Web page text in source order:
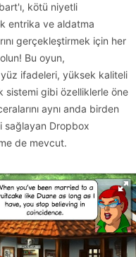
kötü niyetli
entrika ve aldatma
gerçekleştirmek için her
Bu oyun,
ifadeleri, yüksek kaliteli
sistemi gibi özelliklerle öne
aynı anda birden
sağlayan Dropbox
de mevcut.